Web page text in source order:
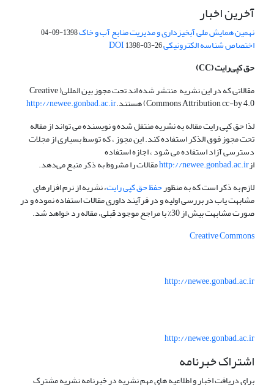
آخرین اخبار
نهمین همایش ملی آبخیزداری و مدیریت منابع آب و خاک1398-09-04
اختصاص شناسه الکترونیکی DOI1398-03-26
حق کپی‌رایت(CC)
مقالاتی که در این نشریه منتشر شده اند تحت مجوز بین المللی( Creative
Commons Attribution cc-by 4.0) هستند.
http://newee.gonbad.ac.ir
لذا حق کپی رایت مقاله به نشریه منتقل شده و نویسنده می تواند از مقاله
تحت مجوز فوق الذکر استفاده کند. این مجوز ، که توسط بسیاری از مجلات
دسترسی آزاد استفاده می شود ، اجازه استفاده
ازhttp://newee.gonbad.ac.irمقالات را مشروط به ذکر منبع می‌دهد.
لازم به ذکر است که به منظورحفظ حق کپی رایت، نشریه از نرم افزارهای
مشابهت یاب در بررسی اولیه و در فرآیند داوری مقالات استفاده نموده و در
صورت مشابهت بیش از 30% با مراجع موجود قبلی، مقاله رد خواهد شد.
Creative Commons
http://newee.gonbad.ac.ir
http://newee.gonbad.ac.ir
اشتراک خبرنامه
برای دریافت اخبار و اطلاعیه های مهم نشریه در خبرنامه نشریه مشترک